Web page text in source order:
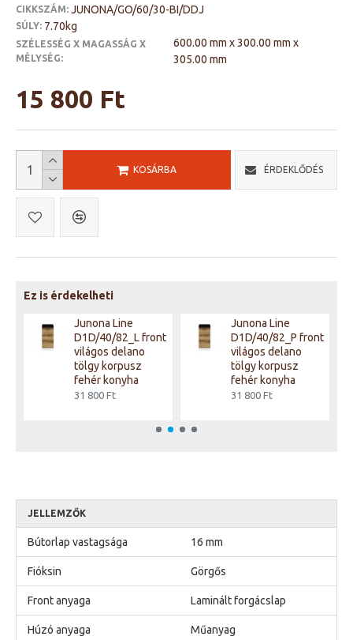
CIKKSZÁM: JUNONA/GO/60/30-BI/DDJ
SÚLY: 7.70kg
SZÉLESSÉG X MAGASSÁG X
MÉLYSÉG:
600.00 mm x 300.00 mm x
305.00 mm
15 800 Ft
KOSÁRBA ÉRDEKLŐDÉS
Ez is érdekelheti
Junona Line
D1D/40/82_L front
világos delano
tölgy korpusz
fehér konyha
31 800 Ft
Junona Line
D1D/40/82_P front
világos delano
tölgy korpusz
fehér konyha
31 800 Ft
JELLEMZŐK
Bútorlap vastagsága 16 mm
Fióksin Görgős
Front anyaga Laminált forgácslap
Húzó anyaga Műanyag